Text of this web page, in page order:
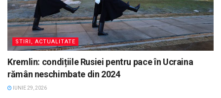
STIRI, ACTUALITATE
Kremlin: condițiile Rusiei pentru pace în Ucraina
rămân neschimbate din 2024
IUNIE 29, 2026